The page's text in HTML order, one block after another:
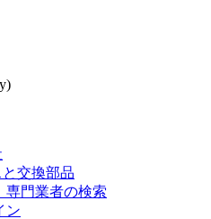
交換部品
専門業者の検索
ン